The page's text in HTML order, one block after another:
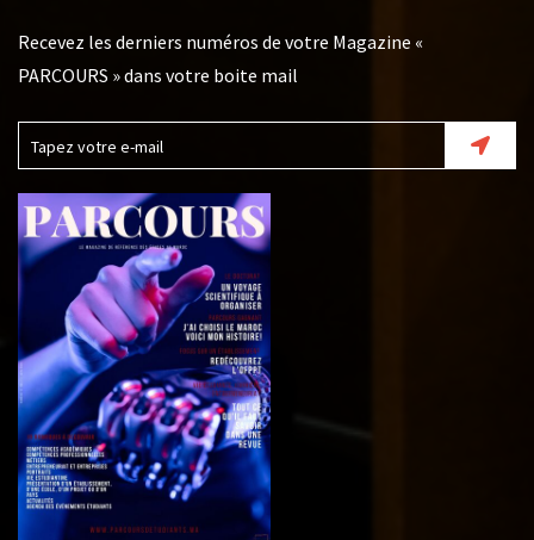
Recevez les derniers numéros de votre Magazine «
PARCOURS » dans votre boite mail